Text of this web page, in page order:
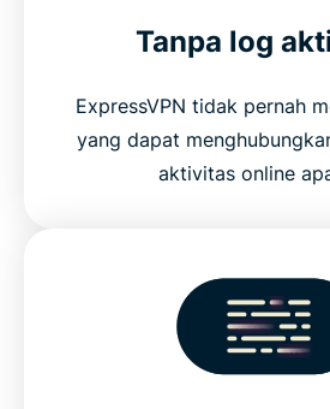
Tanpa log
ExpressVPN tidak pernah
yang dapat
aktivitas online